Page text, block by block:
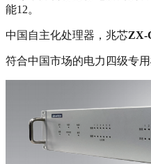
能‌12。
中国自主化处理器，兆芯ZX-
符合中国市场的电力四级专